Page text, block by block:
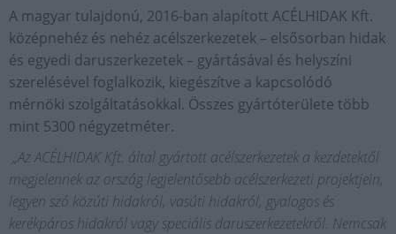
A magyar tulajdonú, 2016-ban alapított ACÉLHIDAK Kft.
középnehéz és nehéz acélszerkezetek – elsősorban hidak
és egyedi daruszerkezetek – gyártásával és helyszíni
szerelésével foglalkozik, kiegészítve a kapcsolódó
mérnöki szolgáltatásokkal. Összes gyártóterülete több
mint 5300 négyzetméter.
„Az ACÉLHIDAK Kft. által gyártott acélszerkezetek a kezdetektől
megjelennek az ország legjelentősebb acélszerkezeti projektjein,
legyen szó közúti hidakról, vasúti hidakról, gyalogos és
kerékpáros hidakról vagy speciális daruszerkezetekről. Nemcsak